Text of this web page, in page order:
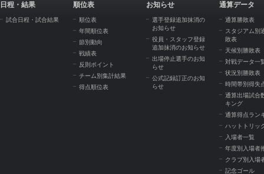
日程・結果
試合日程・試合結果
順位表
順位表
年間順位表
節別動向
戦績表
反則ポイント
チーム別集計結果
得点順位表
お知らせ
選手登録追加抹消の
お知らせ
役員・スタッフ登録
追加抹消のお知らせ
出場停止選手のお知
らせ
公式記録訂正のお知
らせ
通算データ
通算勝敗表
スタジアム別
敗表
天候別勝敗表
対戦データ一
状況別勝敗表
時間帯別得失
通算出場試合
キング
通算得点ラン
ハットトリッ
入場者一覧
年度別入場者
クラブ別入場
記念ゴール